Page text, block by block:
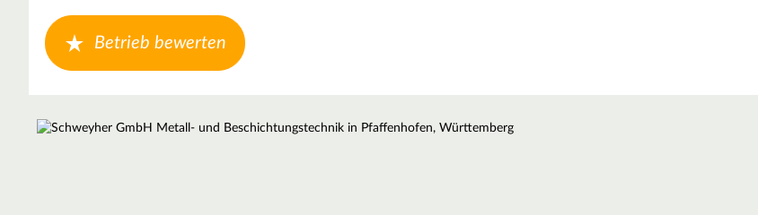
Betrieb bewerten